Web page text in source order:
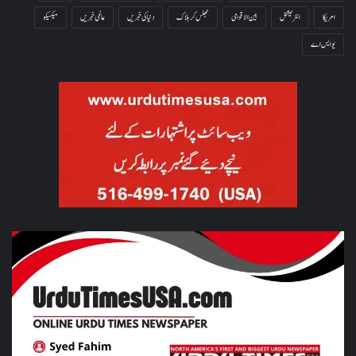
امریکا
انٹرنیشنل بین الاقوامی جھلس کر ہلاک دنیا کی خبریں عالمی خبریں
میکسیکو
یو ایس اے